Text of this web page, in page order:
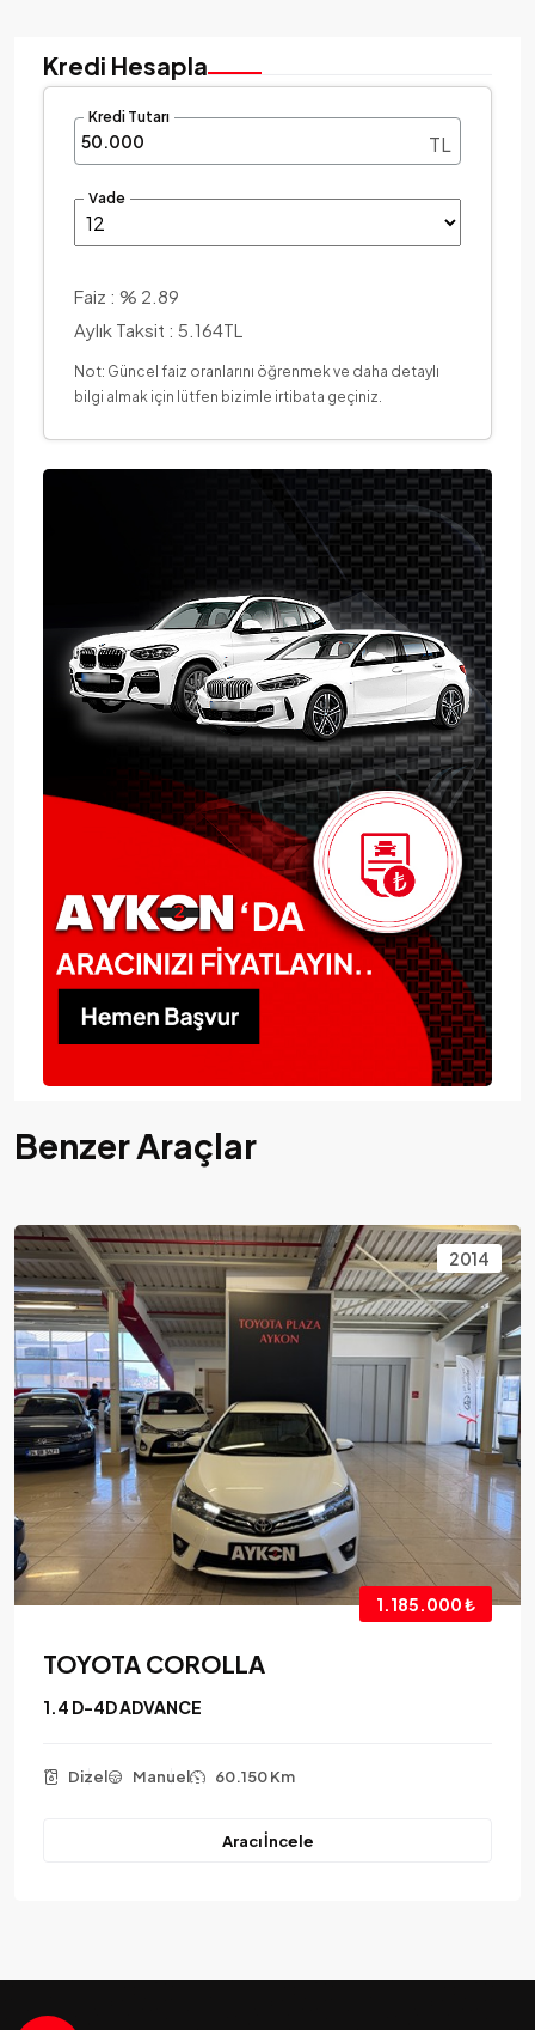
Kredi Hesapla
Kredi Tutarı
TL
Vade
Faiz : % 2.89
Aylık Taksit : 5.164TL
Not: Güncel faiz oranlarını öğrenmek ve daha detaylı
bilgi almak için lütfen bizimle irtibata geçiniz.
Benzer Araçlar
2014
1.185.000 ₺
TOYOTA COROLLA
1.4 D-4D ADVANCE
Dizel Manuel 60.150 Km
Aracı İncele